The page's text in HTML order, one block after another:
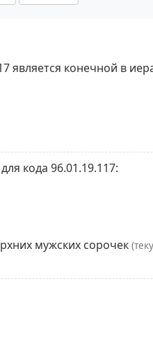
является конечной в
кода 96.01.19.117:
мужских сорочек